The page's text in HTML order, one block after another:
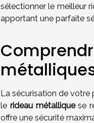
sélectionner le meilleur
apportant une parfaite
La sécurisation de votre
le rideau métalliquese
offre une sécurité